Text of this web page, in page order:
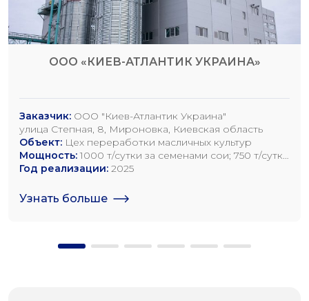
ООО «КИЕВ-АТЛАНТИК УКРАИНА»
Заказчик: ООО "Киев-Атлантик Украина"
улица Степная, 8, Мироновка, Киевская область
Объект: Цех переработки масличных культур
Мощность: 1000 т/сутки за семенами сои; 750 т/сутки
за семенами рапса; 1200 т/сутки по семенам
Год реализации: 2025
Узнать больше